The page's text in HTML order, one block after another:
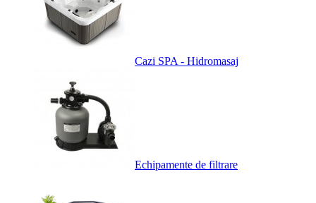
Cazi SPA - Hidromasaj
Echipamente de filtrare